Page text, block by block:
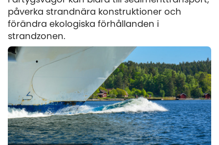
påverka strandnära konstruktioner och
förändra ekologiska förhållanden i
strandzonen.